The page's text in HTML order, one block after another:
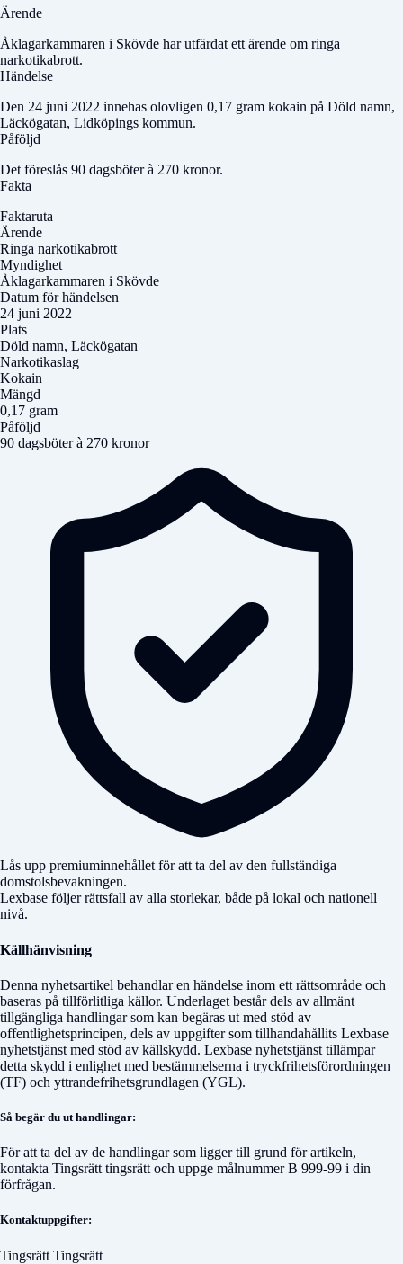
Ärende
Åklagarkammaren i Skövde har utfärdat ett ärende om ringa
narkotikabrott.
Händelse
Den 24 juni 2022 innehas olovligen 0,17 gram kokain på Döld namn,
Läckögatan, Lidköpings kommun.
Påföljd
Det föreslås 90 dagsböter à 270 kronor.
Fakta
Faktaruta
Ärende
Ringa narkotikabrott
Myndighet
Åklagarkammaren i Skövde
Datum för händelsen
24 juni 2022
Plats
Döld namn, Läckögatan
Narkotikaslag
Kokain
Mängd
0,17 gram
Påföljd
90 dagsböter à 270 kronor
Lås upp premiuminnehållet för att ta del av den fullständiga
domstolsbevakningen.
Lexbase följer rättsfall av alla storlekar, både på lokal och nationell
nivå.
Källhänvisning
Denna nyhetsartikel behandlar en händelse inom ett rättsområde och
baseras på tillförlitliga källor. Underlaget består dels av allmänt
tillgängliga handlingar som kan begäras ut med stöd av
offentlighetsprincipen, dels av uppgifter som tillhandahållits Lexbase
nyhetstjänst med stöd av källskydd. Lexbase nyhetstjänst tillämpar
detta skydd i enlighet med bestämmelserna i tryckfrihetsförordningen
(TF) och yttrandefrihetsgrundlagen (YGL).
Så begär du ut handlingar:
För att ta del av de handlingar som ligger till grund för artikeln,
kontakta Tingsrätt tingsrätt och uppge målnummerB 999-99 i din
förfrågan.
Kontaktuppgifter:
Tingsrätt Tingsrätt